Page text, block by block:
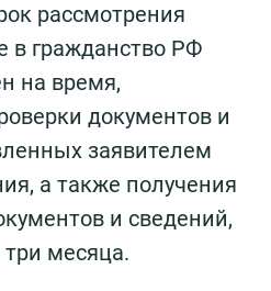
рассмотрения
в гражданство РФ
на время,
документов и
заявителем
а также получения
и сведений,
месяца.